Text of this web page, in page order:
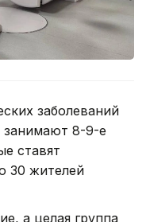
заболеваний
8-9-е
ставят
30 жителей
а целая группа